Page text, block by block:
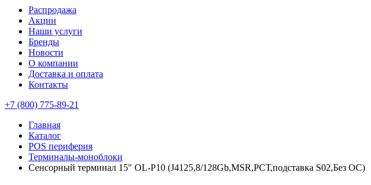
Распродажа
Акции
Наши услуги
Бренды
Новости
О компании
Доставка и оплата
Контакты
+7 (800) 775-89-21
Главная
Каталог
POS периферия
Терминалы-моноблоки
Сенсорный терминал 15" OL-P10 (J4125,8/128Gb,MSR,РСТ,подставка S02,Без ОС)